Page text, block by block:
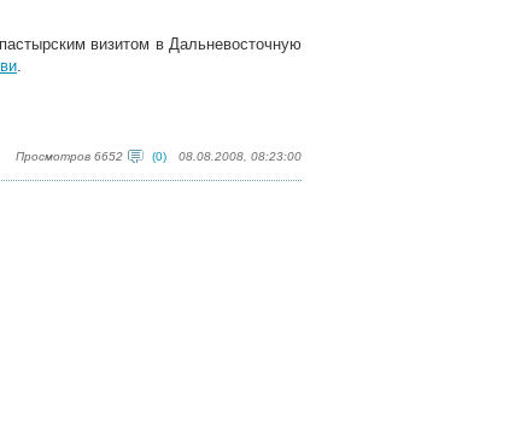
визитом в Дальневосточную
.
Просмотров 6652 (0) 08.08.2008, 08:23:00